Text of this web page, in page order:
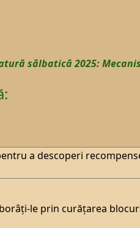
sălbatică 2025:
a descoperi
le prin curățarea